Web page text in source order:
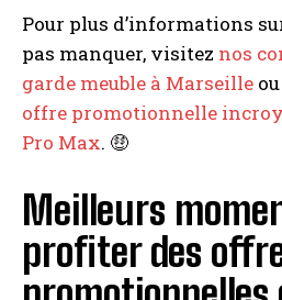
Pour plus d’informations
pas manquer, visitez nos
garde meuble à Marseille
offre promotionnelle
Pro Max. 🤑
Meilleurs
profiter des